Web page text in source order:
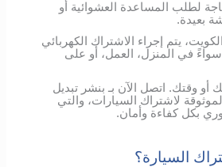
لطلب المساعدة العشوائية أو
بعيدة.
يتم إجراء الاشتراك الكهربائي
في المنزل، العمل، أو على
أو وقتك. اتصل الآن بـ بنشر تبديل
لاشتراك السيارات، والتي
بكل كفاءة وأمان.
السيارة؟